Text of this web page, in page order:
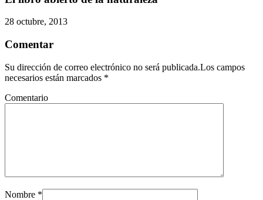
28 octubre, 2013
Comentar
Su dirección de correo electrónico no será publicada.Los campos
necesarios están marcados *
Comentario
Nombre *